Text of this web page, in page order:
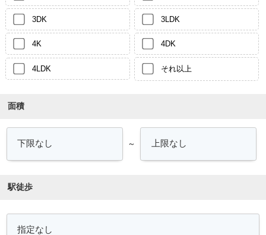
3DK 3LDK
4K 4DK
4LDK それ以上
面積
～
駅徒歩